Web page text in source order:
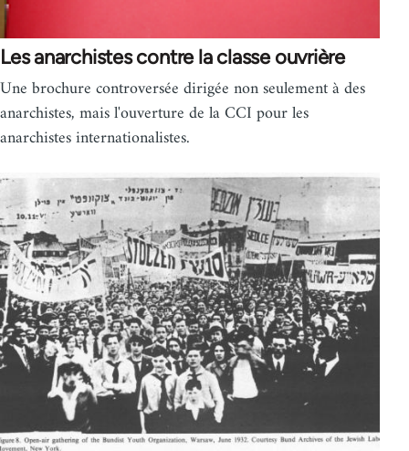
Les anarchistes contre la classe ouvrière
Une brochure controversée dirigée non seulement à des
anarchistes, mais l'ouverture de la CCI pour les
anarchistes internationalistes.